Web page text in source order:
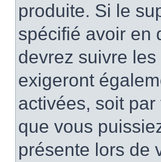
produite. Si le
spécifié avoir en
devrez suivre
exigeront
activées, soit
que vous
présente lors de